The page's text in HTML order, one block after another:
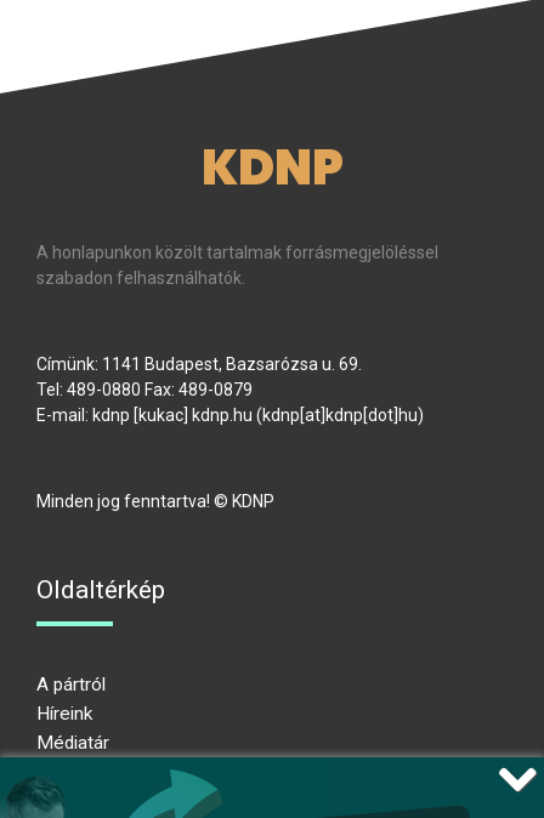
KDNP
A honlapunkon közölt tartalmak forrásmegjelöléssel
szabadon felhasználhatók.
Címünk: 1141 Budapest, Bazsarózsa u. 69.
Tel: 489-0880 Fax: 489-0879
E-mail: kdnp [kukac] kdnp hu (kdnp[at]kdnp[dot]hu)
Minden jog fenntartva! © KDNP
Oldaltérkép
A pártról
Híreink
Médiatár
Adatkezelési nyilatkozat